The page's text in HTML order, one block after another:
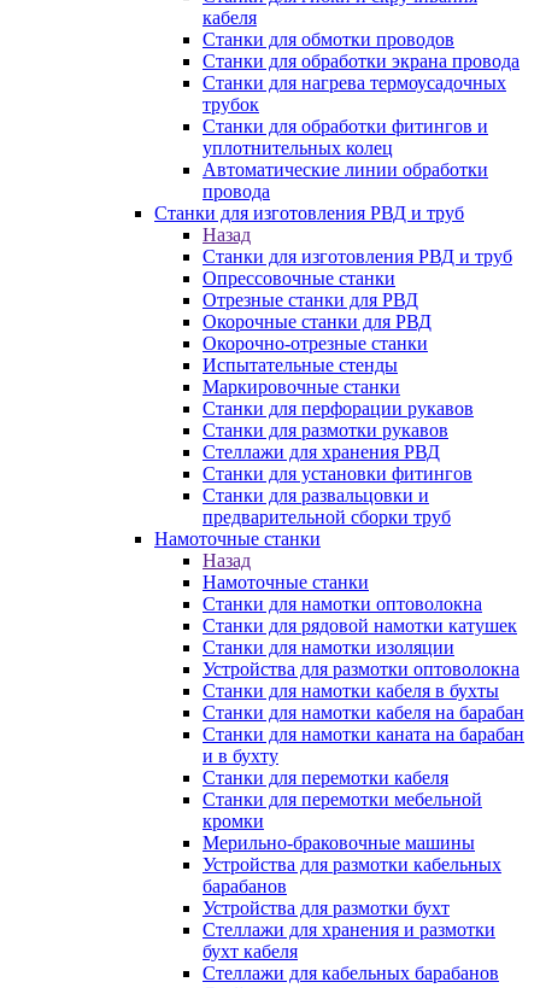
кабеля
Станки для обмотки проводов
Станки для обработки экрана провода
Станки для нагрева термоусадочных
трубок
Станки для обработки фитингов и
уплотнительных колец
Автоматические линии обработки
провода
Станки для изготовления РВД и труб
Назад
Станки для изготовления РВД и труб
Опрессовочные станки
Отрезные станки для РВД
Окорочные станки для РВД
Окорочно-отрезные станки
Испытательные стенды
Маркировочные станки
Станки для перфорации рукавов
Станки для размотки рукавов
Стеллажи для хранения РВД
Станки для установки фитингов
Станки для развальцовки и
предварительной сборки труб
Намоточные станки
Назад
Намоточные станки
Станки для намотки оптоволокна
Станки для рядовой намотки катушек
Станки для намотки изоляции
Устройства для размотки оптоволокна
Станки для намотки кабеля в бухты
Станки для намотки кабеля на барабан
Станки для намотки каната на барабан
и в бухту
Станки для перемотки кабеля
Станки для перемотки мебельной
кромки
Мерильно-браковочные машины
Устройства для размотки кабельных
барабанов
Устройства для размотки бухт
Стеллажи для хранения и размотки
бухт кабеля
Стеллажи для кабельных барабанов